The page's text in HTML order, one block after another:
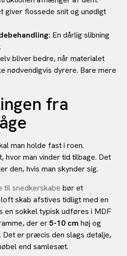
giver flossede snit og unødigt
En dårlig slibning
bliver bedre, når materialet
nødvendigvis dyrere. Bare mere
fra
man holde fast i roen.
hvor man vinder tid tilbage. Det
den, hvis man skynder sig.
til snedkerskabe bør et
skab afstives tidligt med en
en sokkel typisk udføres i MDF
der er5-10 cm høj og
Det er præcis den slags detalje,
end samlesæt.